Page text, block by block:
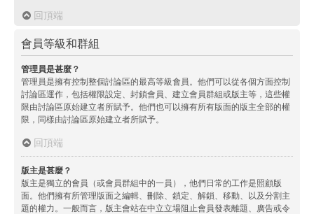
回頂端
會員等級和群組
管理員是甚麼？
管理員是擁有控制整個討論區的最高等級會員。他們可以從各個方面控制
討論區運作，包括權限設定、封鎖會員、建立會員群組或版主等，這些權
限由討論區原始建立者所賦予。他們也可以擁有所有版面的版主全部的權
限，同樣由討論區原始建立者所賦予。
回頂端
版主是甚麼？
版主是獨立的會員（或會員群組中的一員），他們日常的工作是照顧版
面。他們擁有所管理版面之編輯、刪除、鎖定、解鎖、移動、以及分割主
題的權力。一般而言，版主會站在中立立場阻止會員發表離題、廣告或令